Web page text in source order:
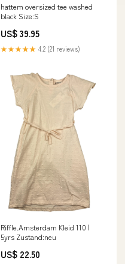
hattem oversized tee washed
black Size:S
US$ 39.95
★★★★★ 4.2 (21 reviews)
Riffle.Amsterdam Kleid 110 |
5yrs Zustand:neu
US$ 22.50